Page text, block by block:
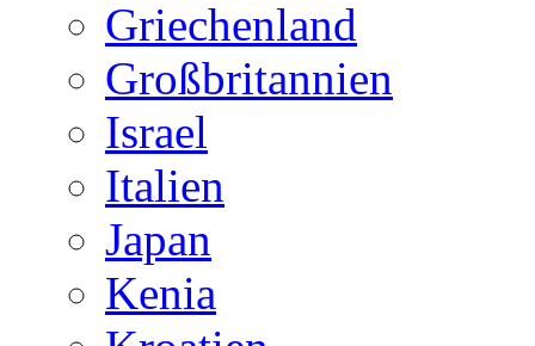
Griechenland
Großbritannien
Israel
Italien
Japan
Kenia